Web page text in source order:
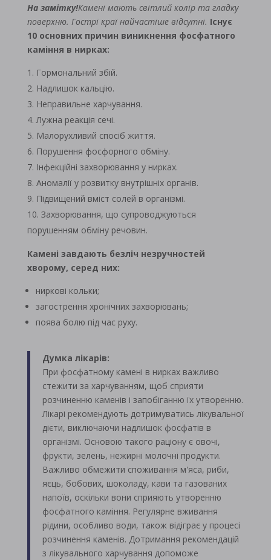
На замітку!Камені мають світлий колір та гладку
поверхню. Гострі краї найчастіше відсутні. Існує
10 основних причин виникнення фосфатного
каміння в нирках:
Гормональний збій.
Надлишок кальцію.
Неправильне харчування.
Лужна реакція сечі.
Малорухливий спосіб життя.
Порушення фосфорного обміну.
Інфекційні захворювання у нирках.
Аномалії у розвитку внутрішніх органів.
Підвищений вміст солей в організмі.
Захворювання, що супроводжуються
порушенням обміну речовин.
Камені завдають безліч незручностей
хворому, серед них:
ниркові кольки;
загострення хронічних захворювань;
поява болю під час руху.
Думка лікарів:
При фосфатному камені в нирках важливо
стежити за харчуванням, щоб сприяти
розчиненню каменів і запобіганню їх утворенню.
Лікарі рекомендують дотримуватись лікувальної
дієти, виключаючи надлишок фосфатів в
організмі. Основою такого раціону є овочі,
фрукти, зелень, нежирні молочні продукти.
Важливо обмежити споживання м'яса, риби,
яєць, бобових, шоколаду, кави та газованих
напоїв, оскільки вони сприяють утворенню
фосфатного каміння. Регулярне вживання
рідини, особливо води, також відіграє у процесі
розчинення каменів. Дотримання рекомендацій
з лікувального харчування допоможе